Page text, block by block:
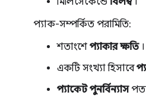
প্যাক-সম্পর্কিত পরামিতি:
শতাংশে প্যাকার ক্ষতি।
একটি সংখ্যা হিসাবে
প্যাকেট পুনর্বিন্যাস